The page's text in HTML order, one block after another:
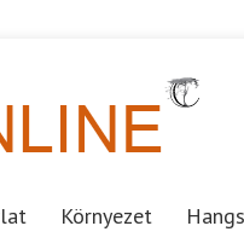
Környezet